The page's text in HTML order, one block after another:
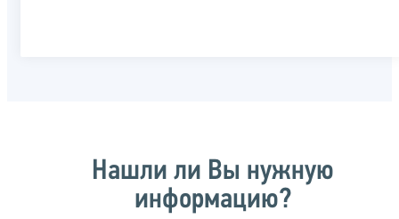
Нашли ли Вы нужную
информацию?